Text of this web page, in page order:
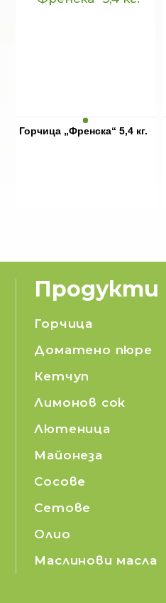
Горчица „Френска“ 5,4 кг.
Продукти
Горчица
Доматено пюре
Кетчуп
Лимонов сок
Лютеница
Майонеза
Сосове
Сетове
Олио
Маслинови масла